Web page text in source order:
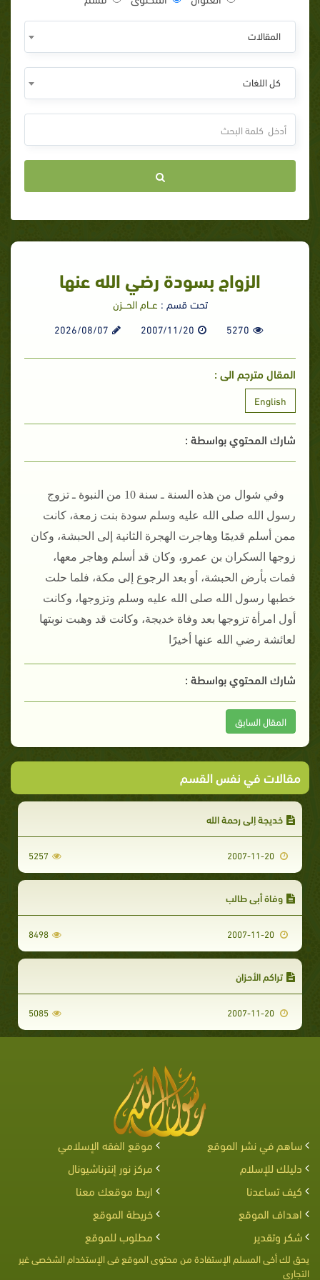
المقالات
كل اللغات
الزواج بسودة رضي الله عنها‏‏
تحت قسم : عــام الحـــزن
5270
2007/11/20
2026/08/07
المقال مترجم الى :
English
شارك المحتوي بواسطة :
وفي شوال من هذه السنة ـ سنة 10 من النبوة ـ تزوج
رسول الله صلى الله عليه وسلم سودة بنت زمعة، كانت
ممن أسلم قديمًا وهاجرت الهجرة الثانية إلى الحبشة، وكان
زوجها السكران بن عمرو، وكان قد أسلم وهاجر معها،
فمات بأرض الحبشة، أو بعد الرجوع إلى مكة، فلما حلت
خطبها رسول الله صلى الله عليه وسلم وتزوجها، وكانت
أول امرأة تزوجها بعد وفاة خديجة، وكانت قد وهبت نوبتها
لعائشة رضي الله عنها أخيرًا‏
شارك المحتوي بواسطة :
المقال السابق
مقالات في نفس القسم
خديجة إلى رحمة الله
5257
وفاة أبي طالب
8498
تراكم الأحزان
5085
ساهم في نشر الموقع
موقع الفقه الإسلامي
دليلك للإسلام
مركز نور إنترناشيونال
كيف تساعدنا
اربط موقعك معنا
اهداف الموقع
خريطة الموقع
شكر وتقدير
مطلوب للموقع
يحق لك أخى المسلم الإستفادة من محتوى الموقع فى الإستخدام الشخصى غير
التجارى